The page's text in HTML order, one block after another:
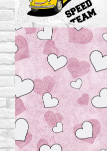
العربية(Arabic)
Русский(Russian)